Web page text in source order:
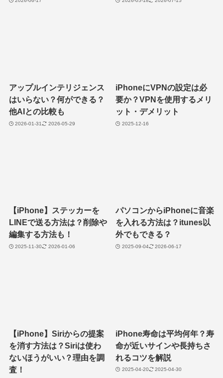
アップルインテリジェンス
はいらない？何ができる？
他AIとの比較も
2026-01-31 2026-05-29
iPhoneにVPNの設定は必
要か？VPNを使用するメリ
ット・デメリット
2025-12-16
【iPhone】ステッカーを
LINEで送る方法は？削除や
編集する方法も！
2025-11-30 2026-01-06
パソコンからiPhoneに音楽
を入れる方法は？itunes以
外でもできる？
2025-09-04 2026-06-17
【iPhone】Siriからの提案
を消す方法は？Siriは使わ
ないほうがいい？理由を調
査！
iPhone寿命は平均何年？寿
命が近いサインや長持ちさ
れるコツを解説
2025-04-20 2025-04-30